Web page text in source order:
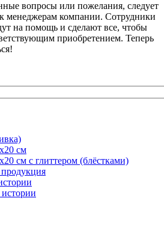
вопросы или пожелания, следует
менеджерам компании. Сотрудники
на помощь и сделают все, чтобы
приобретением. Теперь
см
см с глиттером (блёстками)